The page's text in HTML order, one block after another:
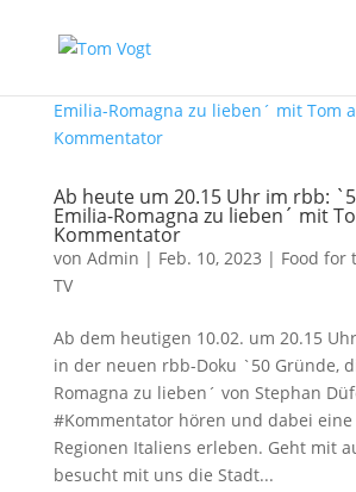
Ab heute um 20.15 Uhr im rbb:
Emilia-Romagna zu lieben´ mit
Kommentator
von Admin | Feb. 10, 2023 | Food for
TV
Ab dem heutigen 10.02. um 20.15
in der neuen rbb-Doku `50 Gründe,
Romagna zu lieben´ von Stephan
#Kommentator hören und dabei
Regionen Italiens erleben. Geht mit
besucht mit uns die Stadt...